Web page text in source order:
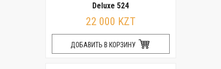
Deluxe 524
22 000 KZT
ДОБАВИТЬ В КОРЗИНУ